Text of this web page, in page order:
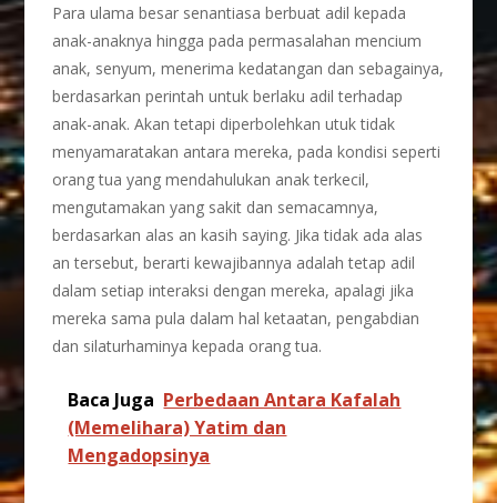
Para ulama besar senantiasa berbuat adil kepada
anak-anaknya hingga pada permasalahan mencium
anak, senyum, menerima kedatangan dan sebagainya,
berdasarkan perintah untuk berlaku adil terhadap
anak-anak. Akan tetapi diperbolehkan utuk tidak
menyamaratakan antara mereka, pada kondisi seperti
orang tua yang mendahulukan anak terkecil,
mengutamakan yang sakit dan semacamnya,
berdasarkan alas an kasih saying. Jika tidak ada alas
an tersebut, berarti kewajibannya adalah tetap adil
dalam setiap interaksi dengan mereka, apalagi jika
mereka sama pula dalam hal ketaatan, pengabdian
dan silaturhaminya kepada orang tua.
Baca Juga Perbedaan Antara Kafalah
(Memelihara) Yatim dan
Mengadopsinya